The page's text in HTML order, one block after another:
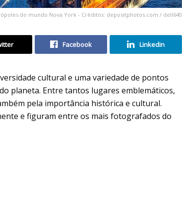
do mundo Nova York - Créditos: depositphotos.com / dell640
Facebook Linkedin
cultural e uma variedade de pontos
planeta. Entre tantos lugares emblemáticos,
pela importância histórica e cultural.
e figuram entre os mais fotografados do